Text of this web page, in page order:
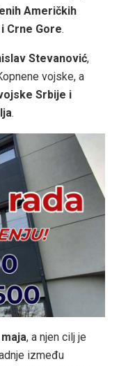
Američkih
Crne Gore.
Stevanović,
vojske, a
Srbije i
.
, a njen cilj je
između